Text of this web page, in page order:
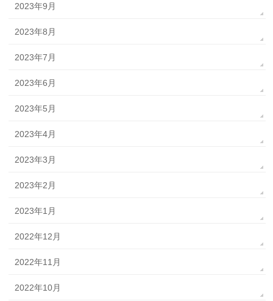
2023年9月
2023年8月
2023年7月
2023年6月
2023年5月
2023年4月
2023年3月
2023年2月
2023年1月
2022年12月
2022年11月
2022年10月